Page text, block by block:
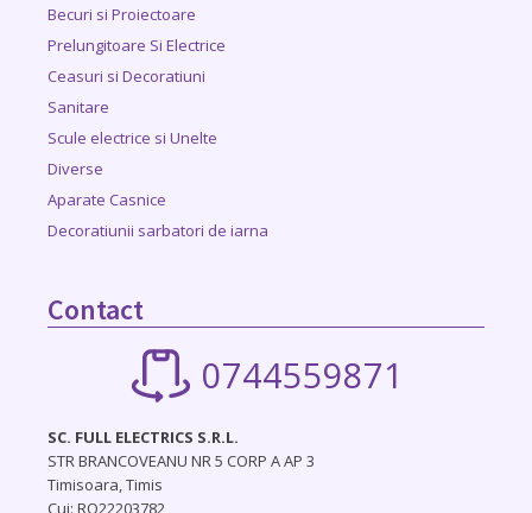
Becuri si Proiectoare
Prelungitoare Si Electrice
Ceasuri si Decoratiuni
Sanitare
Scule electrice si Unelte
Diverse
Aparate Casnice
Decoratiunii sarbatori de iarna
Contact
0744559871
SC. FULL ELECTRICS S.R.L.
STR BRANCOVEANU NR 5 CORP A AP 3
Timisoara, Timis
Cui: RO22203782